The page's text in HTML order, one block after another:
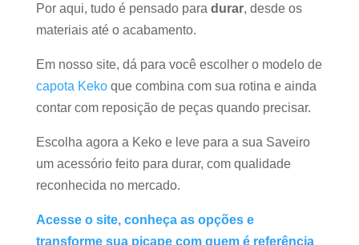
Por aqui, tudo é pensado para durar, desde os
materiais até o acabamento.
Em nosso site, dá para você escolher o modelo de
capota Kekoque combina com sua rotina e ainda
contar com reposição de peças quando precisar.
Escolha agora a Keko e leve para a sua Saveiro
um acessório feito para durar, com qualidade
reconhecida no mercado.
Acesse o site, conheça as opções e
transforme sua picape com quem é referência